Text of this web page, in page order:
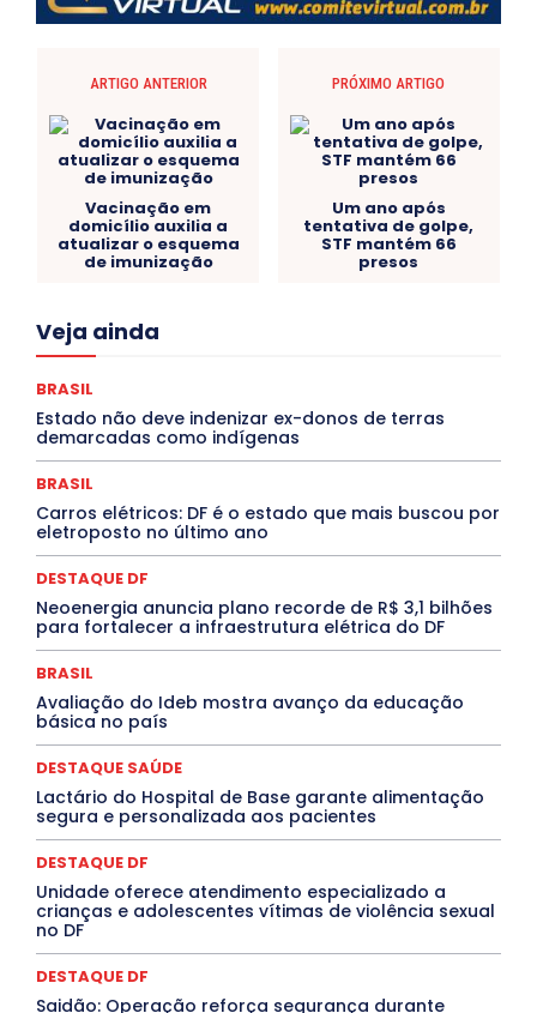
ARTIGO ANTERIOR
Vacinação em
domicílio auxilia a
atualizar o esquema
de imunização
PRÓXIMO ARTIGO
Um ano após
tentativa de golpe,
STF mantém 66
presos
Veja ainda
Acre
Congressuanas & Esplanadumas
Covid-19
Crônica Política Crônicas
Cultura e Tal
DANÇA Dengue
Denuncia
DESTAQUE BRASIL
DESTAQUE DF
DESTAQUES OUTROS
ELEIÇÕES
EMPREGO E OPORTUNIDADES
ENTORNO
Especial
Espírito Santo
EVENTOS
EXPOSIÇÃO Featured
Febre Amarela
INTELIGÊNCIA ARTIFICIAL
INTERNACIONAL
Jogos Online
JUDICIÁRIO LITERATURA
Maranhão
MEIO AMBIENTE
Paraíba
Paraná Pernambuco Piauí
POLÍTICA
QUALIFICAÇÃO PROFISSIONAL
RESIDÊNCIA
Rio de Janeiro
Santa Catarina
São Paulo SARAMPO
SAÚDE
Saúde Agora
SEGURANÇA
TÁ FROID?
TEATRO TECNOLOGIA
TIC TAC
Mais
BRASIL
Estado não deve indenizar ex-donos de terras
demarcadas como indígenas
BRASIL
Carros elétricos: DF é o estado que mais buscou por
eletroposto no último ano
DESTAQUE DF
Neoenergia anuncia plano recorde de R$ 3,1 bilhões
para fortalecer a infraestrutura elétrica do DF
BRASIL
Avaliação do Ideb mostra avanço da educação
básica no país
DESTAQUE SAÚDE
Lactário do Hospital de Base garante alimentação
segura e personalizada aos pacientes
DESTAQUE DF
Unidade oferece atendimento especializado a
crianças e adolescentes vítimas de violência sexual
no DF
DESTAQUE DF
Saidão: Operação reforça segurança durante